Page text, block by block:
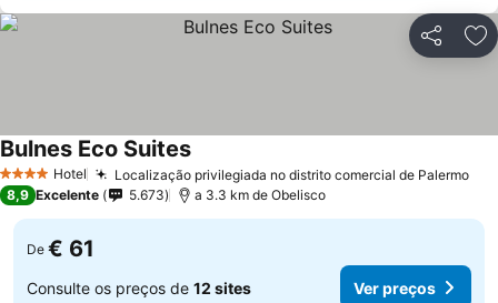
Partilhar
4 EstrelasHotel Localização privilegiada no distrito comercial de Palermo
Bulnes Eco Suites
8,9 Excelente 5.673 a 3.3 km de Obelisco
De € 61
Consulte os preços de 12 sites Ver preços